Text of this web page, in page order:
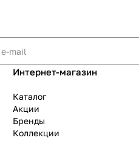
Интернет-магазин
Каталог
Акции
Бренды
Коллекции